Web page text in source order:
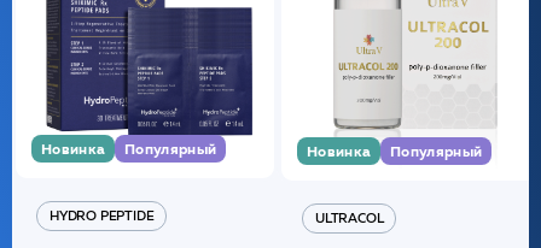
Новинка Популярный
HYDRO PEPTIDE
Новинка Популярный
ULTRACOL